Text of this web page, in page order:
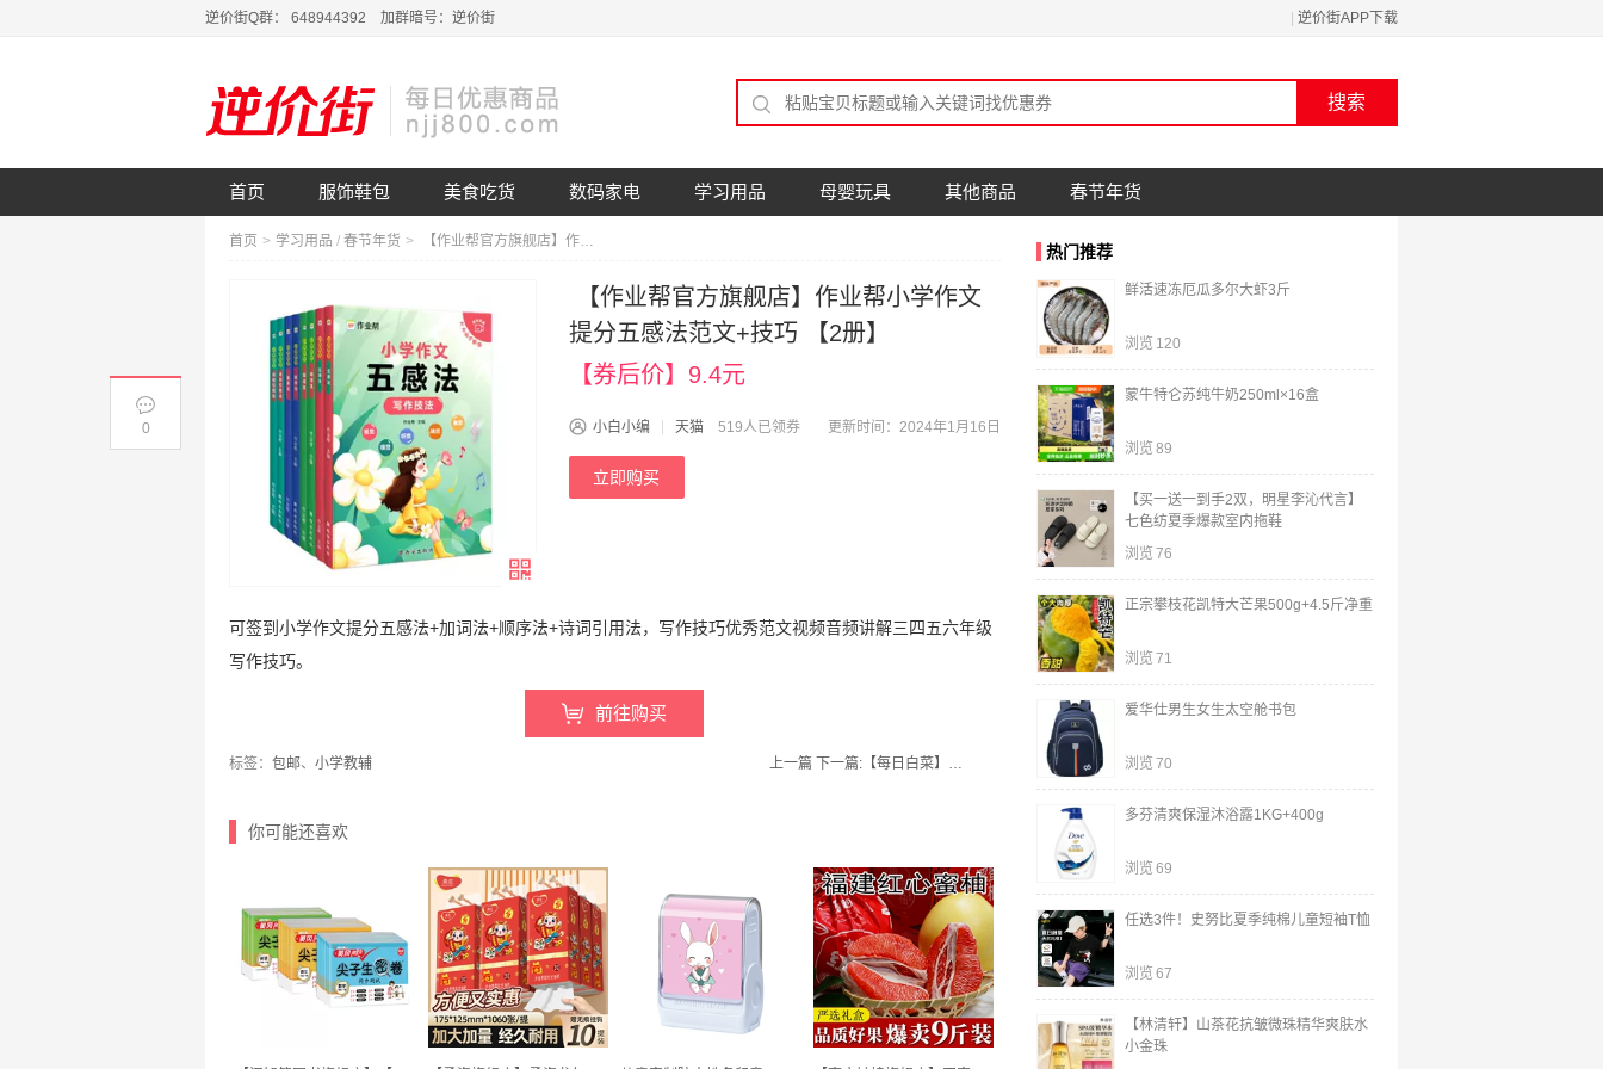
逆价街Q群： 648944392 加群暗号：逆价街 逆价街APP下载
首页 服饰鞋包 美食吃货 数码家电 学习用品 母婴玩具 其他商品 春节年货
首页 > 学习用品 / 春节年货 > 【作业帮官方旗舰店】作业帮小学作文提分五感法范文+技巧 【2册】
【作业帮官方旗舰店】作业帮小学作文
提分五感法范文+技巧 【2册】
【券后价】9.4元
小白小编 天猫 519人已领券 更新时间：2024年1月16日
立即购买
可签到小学作文提分五感法+加词法+顺序法+诗词引用法，写作技巧优秀范文视频音频讲解三四五六年级
写作技巧。
前往购买
标签： 包邮、 小学教辅 上一篇 下一篇: 【每日白菜】每日更新一篇
你可能还喜欢
热门推荐
鲜活速冻厄瓜多尔大虾3斤
浏览 120
蒙牛特仑苏纯牛奶250ml×16盒
浏览 89
【买一送一到手2双，明星李沁代言】
七色纺夏季爆款室内拖鞋
浏览 76
正宗攀枝花凯特大芒果500g+4.5斤净重
浏览 71
爱华仕男生女生太空舱书包
浏览 70
多芬清爽保湿沐浴露1KG+400g
浏览 69
任选3件！史努比夏季纯棉儿童短袖T恤
浏览 67
【林清轩】山茶花抗皱微珠精华爽肤水
小金珠
0